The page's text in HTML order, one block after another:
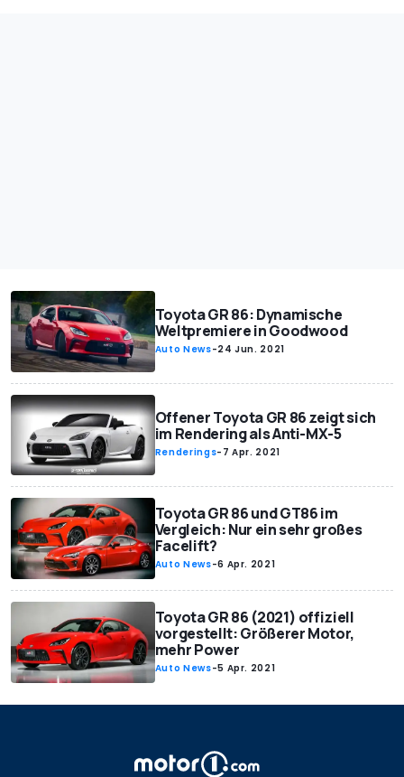
Toyota GR 86: Dynamische
Weltpremiere in Goodwood
Auto News-24 Jun. 2021
Offener Toyota GR 86 zeigt sich
im Rendering als Anti-MX-5
Renderings- 7 Apr. 2021
Toyota GR 86 und GT86 im
Vergleich: Nur ein sehr großes
Facelift?
Auto News-6 Apr. 2021
Toyota GR 86 (2021) offiziell
vorgestellt: Größerer Motor,
mehr Power
Auto News-5 Apr. 2021